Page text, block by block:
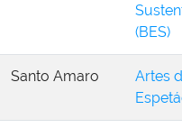
(BES)
Santo Amaro
Artes